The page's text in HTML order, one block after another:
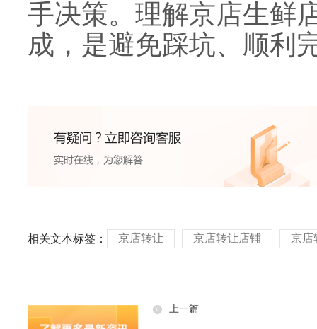
手决策。理解京店生鲜
成，是避免踩坑、顺利
相关文本标签： 京店转让 京店转让店铺 京店
上一篇